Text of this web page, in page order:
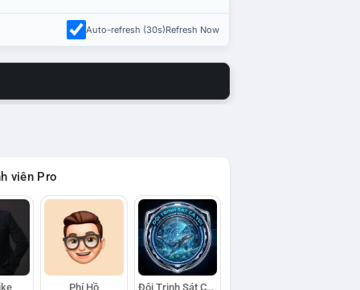
Auto-refresh (30s)Refresh Now
viên Pro
Phí Hồ Đội Trinh Sát Cá Voi